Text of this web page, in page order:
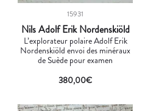
15931
Nils Adolf Erik Nordenskiöld
L’explorateur polaire Adolf Erik
Nordenskiöld envoi des minéraux
de Suède pour examen
380,00€